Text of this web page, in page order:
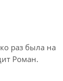
раз была на
Роман.